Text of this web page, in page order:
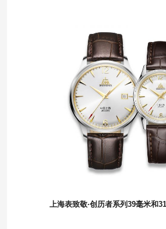
上海表致敬·创历者系列39毫米和